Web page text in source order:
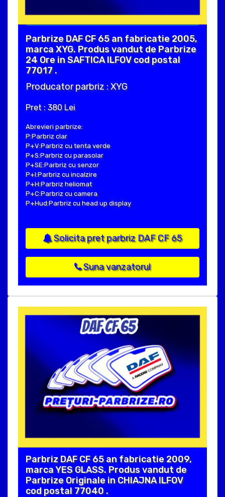
Parbrize DAF CF 65 an fabricatie 2005,
marca XYG. Produs vandut de Parbrize
24 Ore in SAFTICA ILFOV cod postal
77017 .
Producator parbriz : XYG
Pret : 380 Lei
Abrevieri parbrize:
P:Parbriz clar
P+V:Parbriz cu tenta verde
P+S:Parbriz cu parasolar
P+SE:Parbriz cu senzor
P+I:Parbriz cu incalzire
P+H:Parbriz heliomat
P+C:Parbriz cu camera
P+Hud:Parbriz cu head up display
Solicita pret parbriz DAF CF 65
Suna vanzatorul
Parbriz DAF CF 65 an fabricatie 2009,
marca YES GLASS. Produs vandut de
Parbrize Originale in CHIAJNA ILFOV
cod postal 77040 .